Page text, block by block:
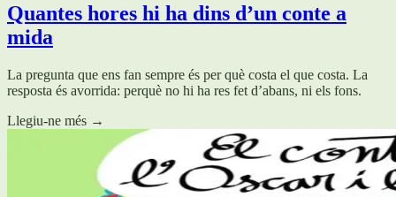
Quantes hores hi ha dins d’un conte a
mida
La pregunta que ens fan sempre és per què costa el que costa. La
resposta és avorrida: perquè no hi ha res fet d’abans, ni els fons.
Llegiu-ne més →